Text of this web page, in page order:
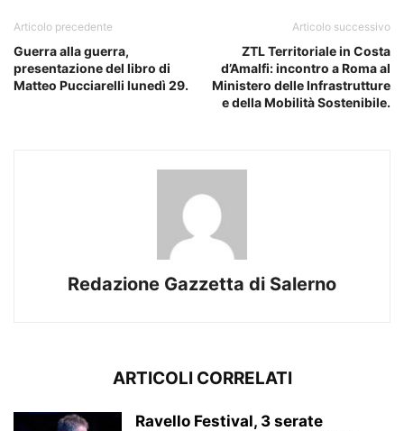
Articolo precedente
Guerra alla guerra,
presentazione del libro di
Matteo Pucciarelli lunedì 29.
Articolo successivo
ZTL Territoriale in Costa
d’Amalfi: incontro a Roma al
Ministero delle Infrastrutture
e della Mobilità Sostenibile.
Redazione Gazzetta di Salerno
ARTICOLI CORRELATI
Ravello Festival, 3 serate